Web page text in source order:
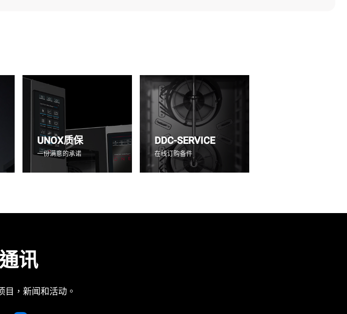
UNOX质保
一份满意的承诺
DDC-SERVICE
在线订购备件
通讯
目，新闻和活动。